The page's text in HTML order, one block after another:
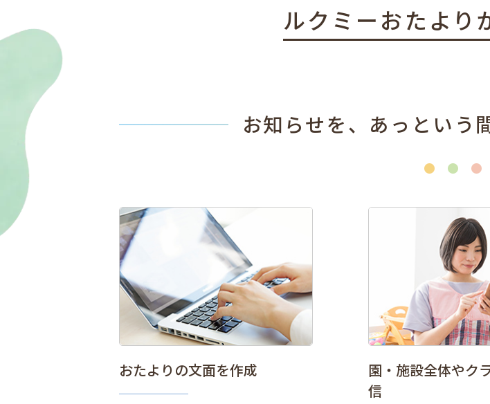
ルクミーおたより
お知らせを、あっという
おたよりの文面を作成
園・施設全体やク
信